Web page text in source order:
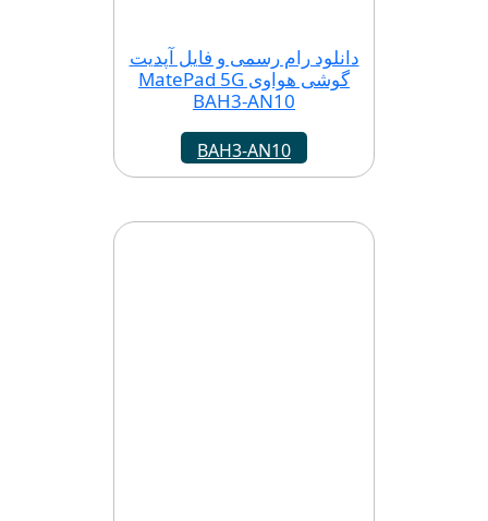
دانلود رام رسمی و فایل آپدیت
گوشی هواوی MatePad 5G
BAH3-AN10
BAH3-AN10